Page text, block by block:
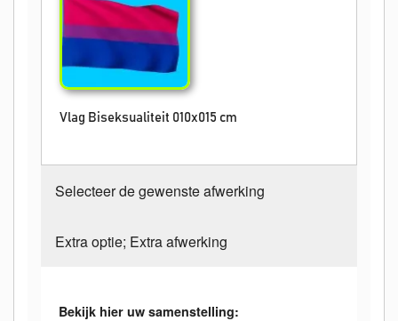
Vlag Biseksualiteit 010x015 cm
Selecteer de gewenste afwerking
Extra optie; Extra afwerking
Bekijk hier uw samenstelling: